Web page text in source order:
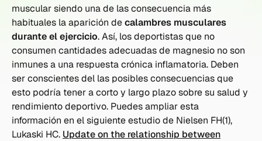
muscular siendo una de las consecuencia más
habituales la aparición decalambres musculares
durante el ejercicio. Así, los deportistas que no
consumen cantidades adecuadas de magnesio no son
inmunes a una respuesta crónica inflamatoria. Deben
ser conscientes del las posibles consecuencias que
esto podría tener a corto y largo plazo sobre su salud y
rendimiento deportivo. Puedes ampliar esta
información en el siguiente estudio de Nielsen FH(1),
Lukaski HC. Update on the relationship between